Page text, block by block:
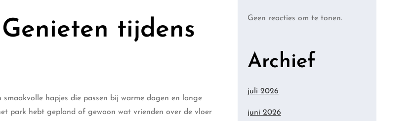
tijdens
hapjes die passen bij warme dagen en lange
park hebt gepland of gewoon wat vrienden over de vloer
Geen reacties om te tonen.
Archief
juli 2026
juni 2026